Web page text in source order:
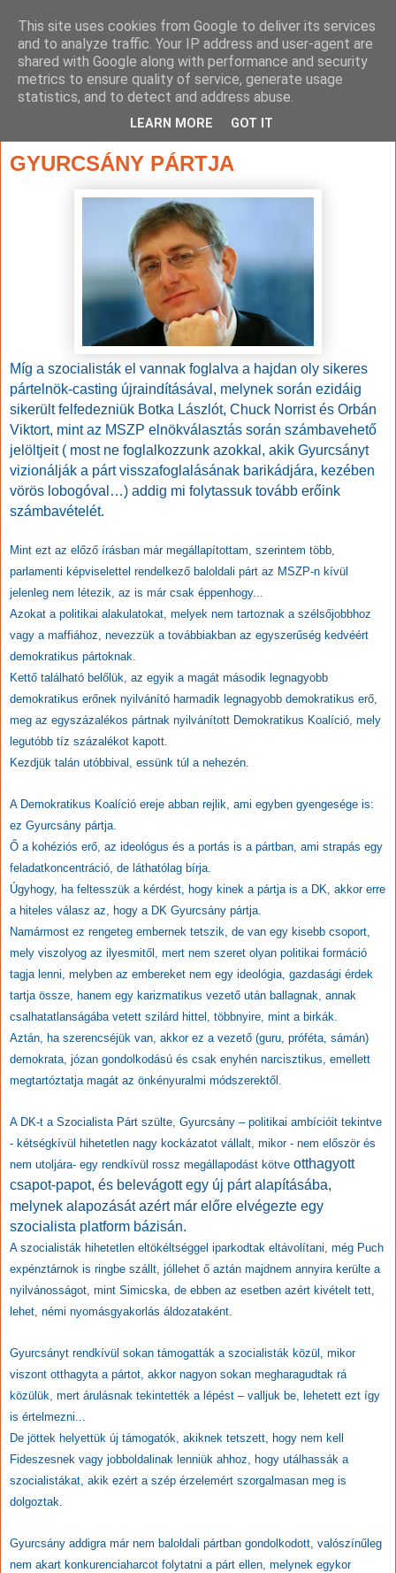
GYURCSÁNY PÁRTJA
Míg a szocialisták el vannak foglalva a hajdan oly sikeres
pártelnök-casting újraindításával, melynek során ezidáig
sikerült felfedezniük Botka Lászlót, Chuck Norrist és Orbán
Viktort, mint az MSZP elnökválasztás során számbavehető
jelöltjeit ( most ne foglalkozzunk azokkal, akik Gyurcsányt
vizionálják a párt visszafoglalásának barikádjára, kezében
vörös lobogóval…) addig mi folytassuk tovább erőink
számbavételét.
Mint ezt az előző írásban már megállapítottam, szerintem több,
parlamenti képviselettel rendelkező baloldali párt az MSZP-n kívül
jelenleg nem létezik, az is már csak éppenhogy...
Azokat a politikai alakulatokat, melyek nem tartoznak a szélsőjobbhoz
vagy a maffiához, nevezzük a továbbiakban az egyszerűség kedvéért
demokratikus pártoknak.
Kettő található belőlük, az egyik a magát második legnagyobb
demokratikus erőnek nyilvánító harmadik legnagyobb demokratikus erő,
meg az egyszázalékos pártnak nyilvánított Demokratikus Koalíció, mely
legutóbb tíz százalékot kapott.
Kezdjük talán utóbbival, essünk túl a nehezén.
A Demokratikus Koalíció ereje abban rejlik, ami egyben gyengesége is:
ez Gyurcsány pártja.
Ő a kohéziós erő, az ideológus és a portás is a pártban, ami strapás egy
feladatkoncentráció, de láthatólag bírja.
Úgyhogy, ha feltesszük a kérdést, hogy kinek a pártja is a DK, akkor erre
a hiteles válasz az, hogy a DK Gyurcsány pártja.
Namármost ez rengeteg embernek tetszik, de van egy kisebb csoport,
mely viszolyog az ilyesmitől, mert nem szeret olyan politikai formáció
tagja lenni, melyben az embereket nem egy ideológia, gazdasági érdek
tartja össze, hanem egy karizmatikus vezető után ballagnak, annak
csalhatatlanságába vetett szilárd hittel, többnyire, mint a birkák.
Aztán, ha szerencséjük van, akkor ez a vezető (guru, próféta, sámán)
demokrata, józan gondolkodású és csak enyhén narcisztikus, emellett
megtartóztatja magát az önkényuralmi módszerektől.
A DK-t a Szocialista Párt szülte, Gyurcsány – politikai ambícióit tekintve
- kétségkívül hihetetlen nagy kockázatot vállalt, mikor - nem először és
nem utoljára- egy rendkívül rossz megállapodást kötve otthagyott
csapot-papot, és belevágott egy új párt alapításába,
melynek alapozását azért már előre elvégezte egy
szocialista platform bázisán.
A szocialisták hihetetlen eltökéltséggel iparkodtak eltávolítani, még Puch
expénztárnok is ringbe szállt, jóllehet ő aztán majdnem annyira kerülte a
nyilvánosságot, mint Simicska, de ebben az esetben azért kivételt tett,
lehet, némi nyomásgyakorlás áldozataként.
Gyurcsányt rendkívül sokan támogatták a szocialisták közül, mikor
viszont otthagyta a pártot, akkor nagyon sokan megharagudtak rá
közülük, mert árulásnak tekintették a lépést – valljuk be, lehetett ezt így
is értelmezni...
De jöttek helyettük új támogatók, akiknek tetszett, hogy nem kell
Fideszesnek vagy jobboldalinak lenniük ahhoz, hogy utálhassák a
szocialistákat, akik ezért a szép érzelemért szorgalmasan meg is
dolgoztak.
Gyurcsány addigra már nem baloldali pártban gondolkodott, valószínűleg
nem akart konkurenciaharcot folytatni a párt ellen, melynek egykor
This site uses cookies from Google to deliver its services
and to analyze traffic. Your IP address and user-agent are
shared with Google along with performance and security
metrics to ensure quality of service, generate usage
statistics, and to detect and address abuse.
LEARN MORE GOT IT